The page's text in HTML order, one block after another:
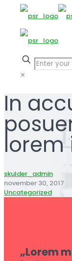
✕
In
lorem
skulder_admin
november 30, 2017
Uncategorized
„Lorem